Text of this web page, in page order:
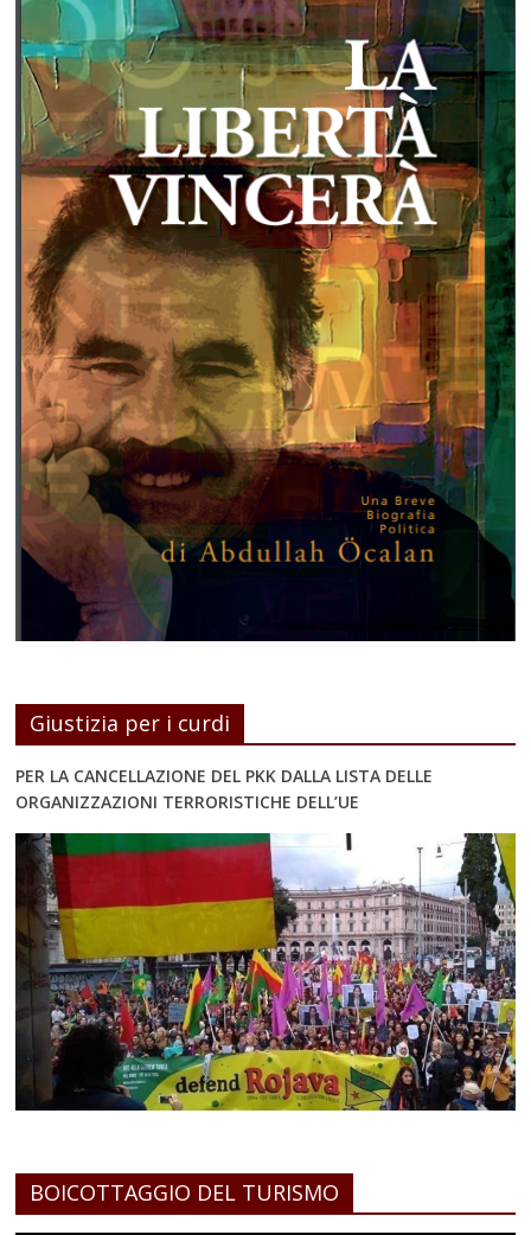
Giustizia per i curdi
PER LA CANCELLAZIONE DEL PKK DALLA LISTA DELLE
ORGANIZZAZIONI TERRORISTICHE DELL’UE
BOICOTTAGGIO DEL TURISMO